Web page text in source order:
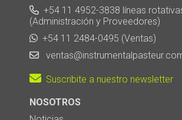
+54 11 4952-3838 líneas
(Administración y Proveedores)
+54 11 2484-0495 (Ventas)
Suscribite a nuestro newsletter
NOSOTROS